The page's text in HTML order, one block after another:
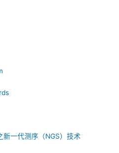
新一代测序（NGS）技术